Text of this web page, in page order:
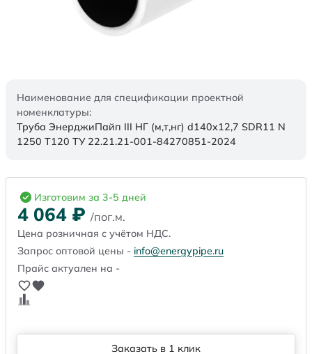
Наименование для спецификации проектной
номенклатуры:
Труба ЭнерджиПайп III НГ (м,т,нг) d140x12,7 SDR11 N
1250 Т120 ТУ 22.21.21-001-84270851-2024
Изготовим за 3-5 дней
4 064 ₽ /пог.м.
Цена розничная с учётом НДС.
Запрос оптовой цены - info@energypipe.ru
Прайс актуален на -
Заказать в 1 клик